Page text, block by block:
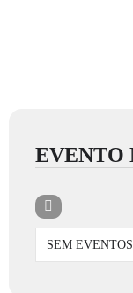
EVENTO
SEM EVENTOS